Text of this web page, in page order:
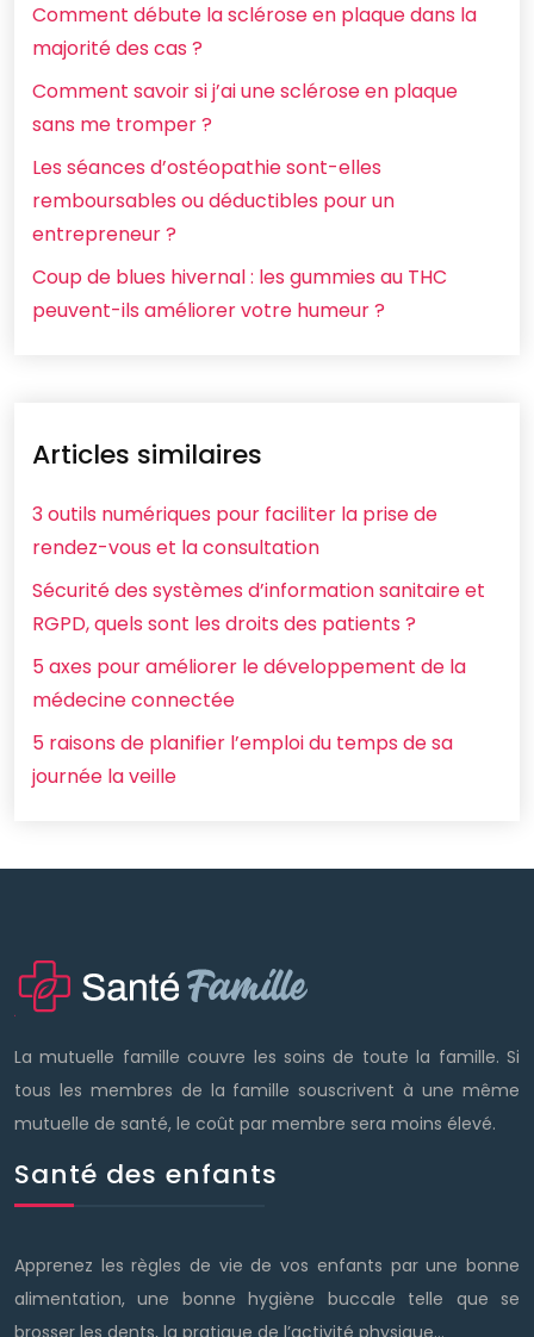
Comment débute la sclérose en plaque dans la
majorité des cas ?
Comment savoir si j’ai une sclérose en plaque
sans me tromper ?
Les séances d’ostéopathie sont-elles
remboursables ou déductibles pour un
entrepreneur ?
Coup de blues hivernal : les gummies au THC
peuvent-ils améliorer votre humeur ?
Articles similaires
3 outils numériques pour faciliter la prise de
rendez-vous et la consultation
Sécurité des systèmes d’information sanitaire et
RGPD, quels sont les droits des patients ?
5 axes pour améliorer le développement de la
médecine connectée
5 raisons de planifier l’emploi du temps de sa
journée la veille
La mutuelle famille couvre les soins de toute la famille. Si
tous les membres de la famille souscrivent à une même
mutuelle de santé, le coût par membre sera moins élevé.
Santé des enfants
Apprenez les règles de vie de vos enfants par une bonne
alimentation, une bonne hygiène buccale telle que se
brosser les dents, la pratique de l’activité physique…